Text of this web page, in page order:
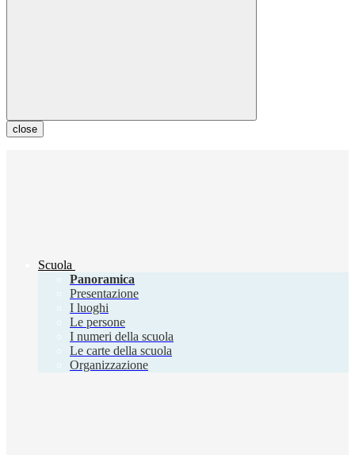
close
Scuola
Panoramica
Presentazione
I luoghi
Le persone
I numeri della scuola
Le carte della scuola
Organizzazione